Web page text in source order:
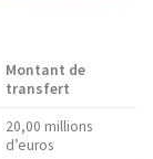
Montant de
transfert
20,00 millions
d’euros